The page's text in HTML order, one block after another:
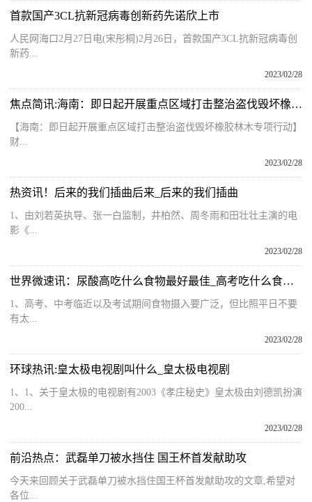
首款国产3CL抗新冠病毒创新药先诺欣上市
人民网海口2月27日电(宋彤桐)2月26日，首款国产3CL抗新冠病毒创
新药...
2023/02/28
焦点简讯:海南：即日起开展重点区域打击整治盗伐毁坏橡胶林木专项行动
【海南：即日起开展重点区域打击整治盗伐毁坏橡胶林木专项行动】
财...
2023/02/28
热资讯！后来的我们插曲后来_后来的我们插曲
1、由刘若英执导、张一白监制，井柏然、周冬雨和田壮壮主演的电
影《...
2023/02/28
世界微速讯：尿酸高吃什么食物最好最佳_高考吃什么食物最好
1、高考、中考临近以及考试期间食物摄入要广泛，但比照平日不要
有太...
2023/02/28
环球热讯:皇太极电视剧叫什么_皇太极电视剧
1、1、关于皇太极的电视剧有2003《孝庄秘史》皇太极由刘德凯扮演
200...
2023/02/28
前沿热点：武磊单刀被水挡住 国王杯首发献助攻
今天来回顾关于武磊单刀被水挡住国王杯首发献助攻的文章,希望对
各位...